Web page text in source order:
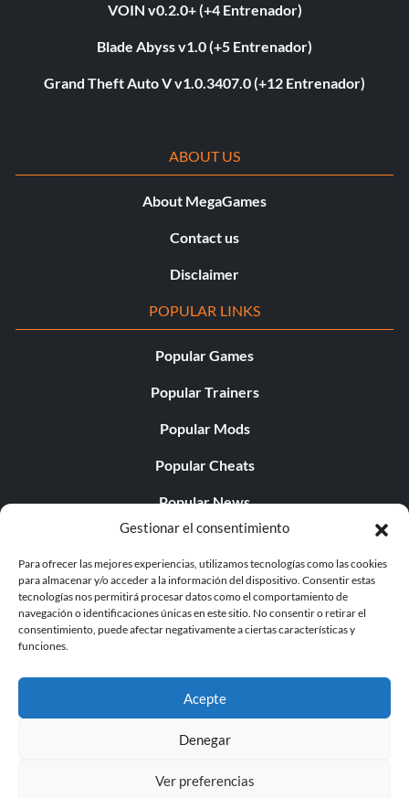
Gestionar el consentimiento
Para ofrecer las mejores experiencias, utilizamos tecnologías como las cookies
para almacenar y/o acceder a la información del dispositivo. Consentir estas
tecnologías nos permitirá procesar datos como el comportamiento de
navegación o identificaciones únicas en este sitio. No consentir o retirar el
consentimiento, puede afectar negativamente a ciertas características y
funciones.
Acepte
Denegar
Ver preferencias
VOIN v0.2.0+ (+4 Entrenador)
Blade Abyss v1.0 (+5 Entrenador)
Grand Theft Auto V v1.0.3407.0 (+12 Entrenador)
ABOUT US
About MegaGames
Contact us
Disclaimer
POPULAR LINKS
Popular Games
Popular Trainers
Popular Mods
Popular Cheats
Popular News
Popular Editorials
Popular Free Games
LATEST UPDATES
© 1998 - 2026 MegaGames.com All rights reserved